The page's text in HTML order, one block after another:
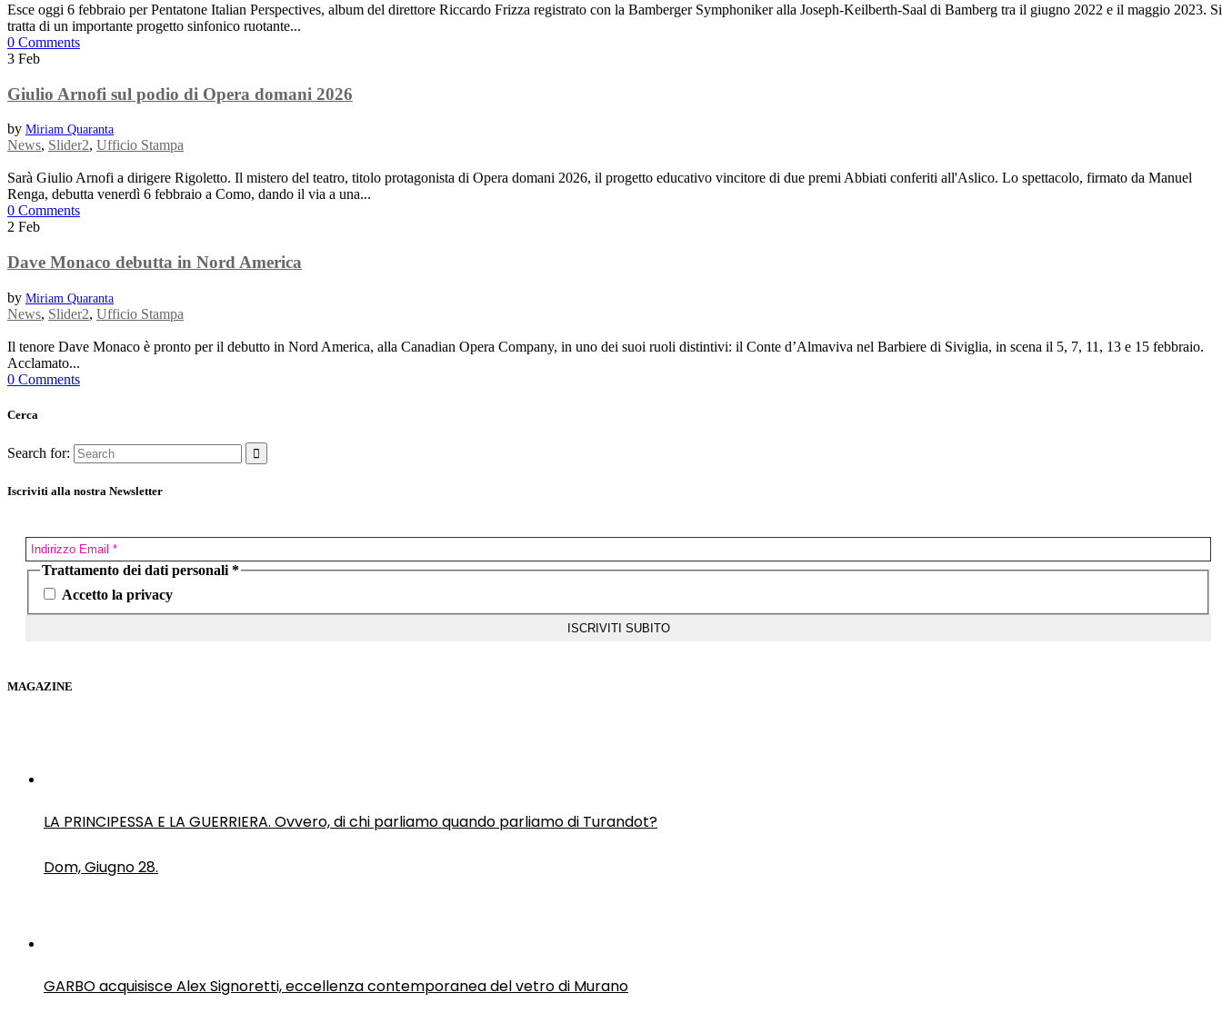
Esce oggi 6 febbraio per Pentatone Italian Perspectives, album del direttore Riccardo Frizza registrato con la Bamberger Symphoniker alla Joseph-Keilberth-Saal di Bamberg tra il giugno 2022 e il maggio 2023. Si
tratta di un importante progetto sinfonico ruotante...
0 Comments
3 Feb
Giulio Arnofi sul podio di Opera domani 2026
by Miriam Quaranta
News, Slider2, Ufficio Stampa
Sarà Giulio Arnofi a dirigere Rigoletto. Il mistero del teatro, titolo protagonista di Opera domani 2026, il progetto educativo vincitore di due premi Abbiati conferiti all'Aslico. Lo spettacolo, firmato da Manuel
Renga, debutta venerdì 6 febbraio a Como, dando il via a una...
0 Comments
2 Feb
Dave Monaco debutta in Nord America
by Miriam Quaranta
News, Slider2, Ufficio Stampa
Il tenore Dave Monaco è pronto per il debutto in Nord America, alla Canadian Opera Company, in uno dei suoi ruoli distintivi: il Conte d’Almaviva nel Barbiere di Siviglia, in scena il 5, 7, 11, 13 e 15 febbraio.
Acclamato...
0 Comments
Cerca
Search for:
Iscriviti alla nostra Newsletter
Trattamento dei dati personali*
Accetto la privacy
MAGAZINE
LA PRINCIPESSA E LA GUERRIERA. Ovvero, di chi parliamo quando parliamo di Turandot?
Dom, Giugno 28.
GARBO acquisisce Alex Signoretti, eccellenza contemporanea del vetro di Murano